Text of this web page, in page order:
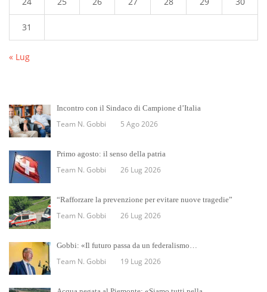
31
« Lug
Incontro con il Sindaco di Campione d’Italia
Team N. Gobbi 5 Ago 2026
Primo agosto: il senso della patria
Team N. Gobbi 26 Lug 2026
“Rafforzare la prevenzione per evitare nuove tragedie”
Team N. Gobbi 26 Lug 2026
Gobbi: «Il futuro passa da un federalismo…
Team N. Gobbi 19 Lug 2026